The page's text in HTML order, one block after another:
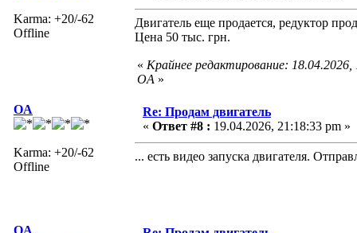
Karma: +20/-62
Offline
Двигатель еще продается, редуктор
Цена 50 тыс. грн.
« Крайнее редактирование:
OA »
OA
Karma: +20/-62
Offline
Re: Продам двигатель
« Ответ #8 : 19.04.2026, 21:18:33 pm »
... есть видео запуска двигателя.
OA